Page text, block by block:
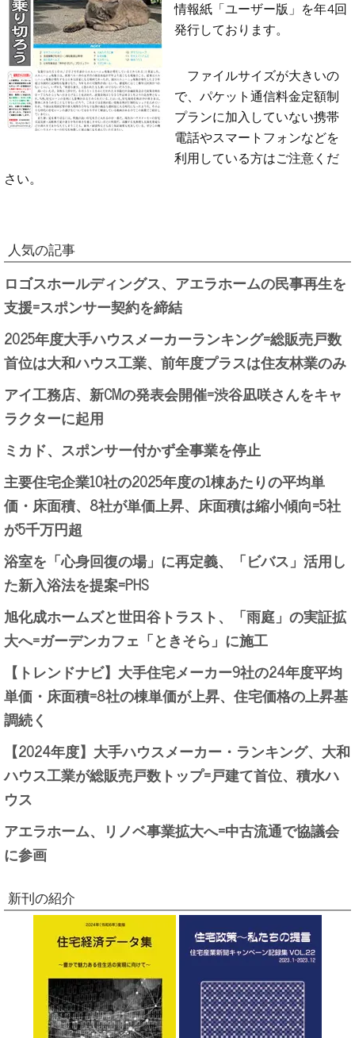
情報紙「ユーザー版」を年4回
発行しております。
ファイルサイズが大きいの
で、パケット通信料金定額制
プランに加入していない携帯
電話やスマートフォンなどを
利用している方はご注意くだ
さい。
人気の記事
ロゴスホールディングス、アエラホームの民事再生を
支援=スポンサー契約を締結
2025年度大手ハウスメーカーランキング=総販売戸数
首位は大和ハウス工業、前年度プラスは住友林業のみ
アイ工務店、新CMの発表会開催=渋谷凪咲さんをキャ
ラクターに起用
ミカド、スポンサー付かず全事業を停止
主要住宅企業10社の2025年度の1棟あたりの平均単
価・床面積、8社が単価上昇、床面積は縮小傾向=5社
が5千万円超
浴室を「心身回復の場」に再定義、「ビバス」活用し
た新入浴法を提案=PHS
旭化成ホームズと世田谷トラスト、「雨庭」の実証拡
大へ=ガーデンカフェ「ときそら」に施工
【トレンドナビ】大手住宅メーカー9社の24年度平均
単価・床面積=8社の棟単価が上昇、住宅価格の上昇基
調続く
【2024年度】大手ハウスメーカー・ランキング、大和
ハウス工業が総販売戸数トップ=戸建て首位、積水ハ
ウス
アエラホーム、リノベ事業拡大へ=中古流通で協議会
に参画
新刊の紹介